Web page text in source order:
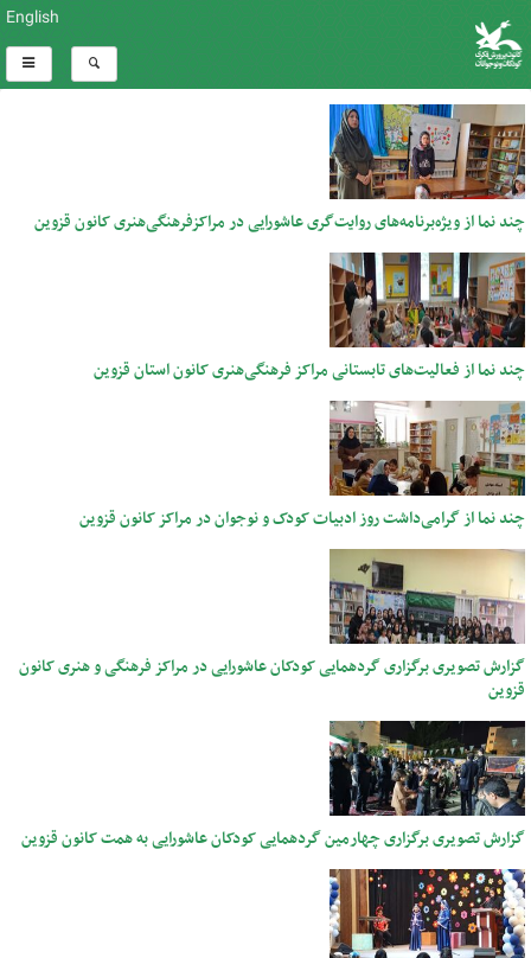
English
چند نما از ویژه‌برنامه‌های روایت‌گری عاشورایی در مراکزفرهنگی‌هنری کانون قزوین
چند نما از فعالیت‌های تابستانی مراکز فرهنگی‌هنری کانون استان قزوین
چند نما از گرامی‌داشت روز ادبیات کودک و نوجوان در مراکز کانون قزوین
گزارش تصویری برگزاری گردهمایی کودکان عاشورایی در مراکز فرهنگی و هنری کانون
قزوین
گزارش تصویری برگزاری چهارمین گردهمایی کودکان عاشورایی به همت کانون قزوین